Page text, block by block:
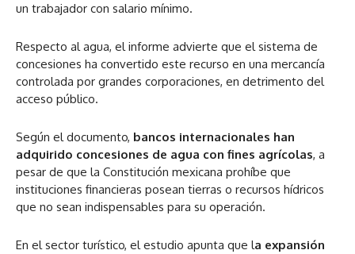
un trabajador con salario mínimo.
Respecto al agua, el informe advierte que el sistema de
concesiones ha convertido este recurso en una mercancía
controlada por grandes corporaciones, en detrimento del
acceso público.
Según el documento, bancos internacionales han
adquirido concesiones de agua con fines agrícolas, a
pesar de que la Constitución mexicana prohíbe que
instituciones financieras posean tierras o recursos hídricos
que no sean indispensables para su operación.
En el sector turístico, el estudio apunta que la expansión